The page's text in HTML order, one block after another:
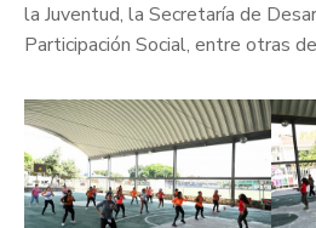
la Juventud, la Secretaría de
Participación Social, entre otras